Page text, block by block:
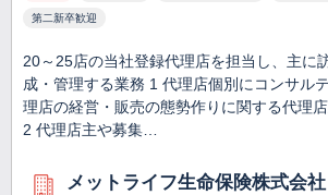
第二新卒歓迎
20～25店の当社登録代理店を担当し、主に
成・管理する業務 1 代理店個別にコンサル
理店の経営・販売の態勢作りに関する代理
2 代理店主や募集…
メットライフ生命保険株式会社